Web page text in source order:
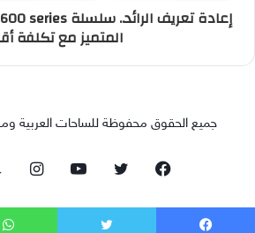
المتميز مع تكلفة
جميع الحقوق محفوظة للساحات العربية
فيسبوك تويتر يوتيوب